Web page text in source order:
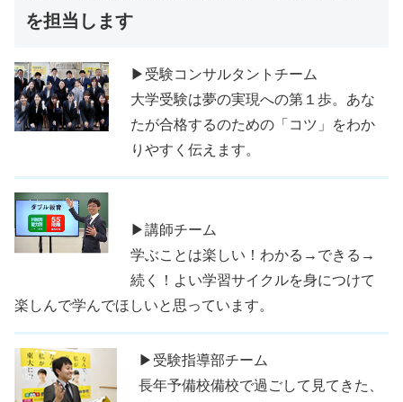
を担当します
▶受験コンサルタントチーム
大学受験は夢の実現への第１歩。あな
たが合格するのための「コツ」をわか
りやすく伝えます。
▶講師チーム
学ぶことは楽しい！わかる→できる→
続く！よい学習サイクルを身につけて
楽しんで学んでほしいと思っています。
▶受験指導部チーム
長年予備校備校で過ごして見てきた、